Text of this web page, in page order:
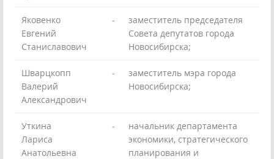
Яковенко
Евгений
Станиславович
-
заместитель председателя
Совета депутатов города
Новосибирска;
Шварцкопп
Валерий
Александрович
-
заместитель мэра города
Новосибирска;
Уткина
Лариса
Анатольевна
-
начальник департамента
экономики, стратегического
планирования и